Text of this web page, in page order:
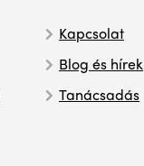
Kapcsolat
Blog és hírek
Tanácsadás